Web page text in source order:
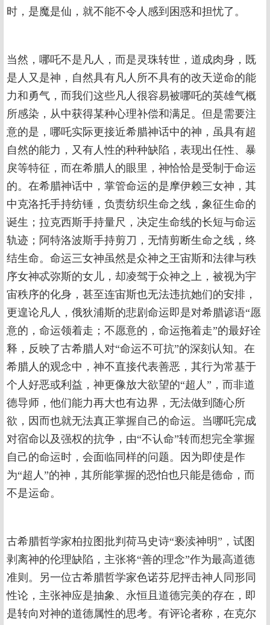
时，是魔是仙，就不能不令人感到困惑和担忧了。
当然，哪吒不是凡人，而是灵珠转世，道成肉身，既
是人又是神，自然具有凡人所不具有的改天逆命的能
力和勇气，而我们这些凡人很容易被哪吒的英雄气概
所感染，从中获得某种心理补偿和满足。但是需要注
意的是，哪吒实际更接近希腊神话中的神，虽具有超
自然的能力，又有人性的种种缺陷，表现出任性、暴
戾等特征，而在希腊人的眼里，神恰恰是受制于命运
的。在希腊神话中，掌管命运的是摩伊赖三女神，其
中克洛托手持纺锤，负责纺织生命之线，象征生命的
诞生；拉克西斯手持量尺，决定生命线的长短与命运
轨迹；阿特洛波斯手持剪刀，无情剪断生命之线，终
结生命。命运三女神虽然是众神之王宙斯和法律与秩
序女神忒弥斯的女儿，却凌驾于众神之上，被视为宇
宙秩序的化身，甚至连宙斯也无法违抗她们的安排，
更遑论凡人，俄狄浦斯的悲剧命运即是对希腊谚语“愿
意的，命运领着走；不愿意的，命运拖着走”的最好诠
释，反映了古希腊人对“命运不可抗”的深刻认知。在
希腊人的观念中，神不直接代表善恶，其行为常基于
个人好恶或利益，神更像放大欲望的“超人”，而非道
德导师，他们能力再大也有边界，无法做到随心所
欲，因而也就无法真正掌握自己的命运。当哪吒完成
对宿命以及强权的抗争，由“不认命”转而想完全掌握
自己的命运时，会面临同样的问题。因为即使是作
为“超人”的神，其所能掌握的恐怕也只能是德命，而
不是运命。
古希腊哲学家柏拉图批判荷马史诗“亵渎神明”，试图
剥离神的伦理缺陷，主张将“善的理念”作为最高道德
准则。另一位古希腊哲学家色诺芬尼抨击神人同形同
性论，主张神应是抽象、永恒且道德完美的存在，即
是转向对神的道德属性的思考。有评论者称，在克尔